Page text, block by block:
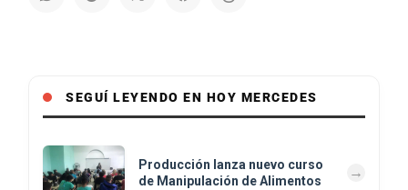
SEGUÍ LEYENDO EN HOY MERCEDES
Producción lanza nuevo curso
de Manipulación de Alimentos